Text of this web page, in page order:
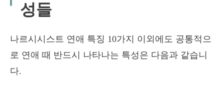
성들
나르시시스트 연애 특징 10가지 이외에도 공통적으
로 연애 때 반드시 나타나는 특성은 다음과 같습니
다.